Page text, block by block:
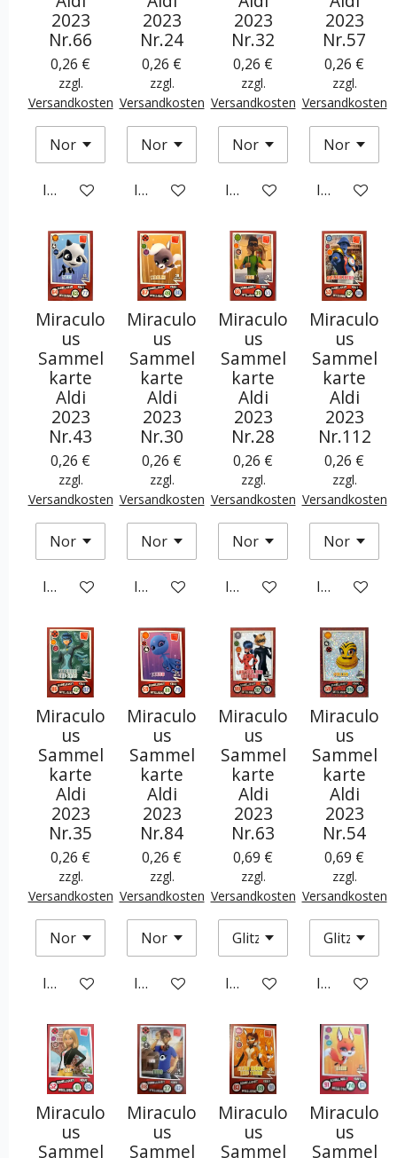
2023
Nr.66
0,26 €
zzgl.
Versandkosten
In den Warenkorb
2023
Nr.24
0,26 €
zzgl.
Versandkosten
In den Warenkorb
2023
Nr.32
0,26 €
zzgl.
Versandkosten
In den Warenkorb
2023
Nr.57
0,26 €
zzgl.
Versandkosten
In den
Miraculo
us
Sammel
karte
Aldi
2023
Nr.43
0,26 €
zzgl.
Versandkosten
In den Warenkorb
Miraculo
us
Sammel
karte
Aldi
2023
Nr.30
0,26 €
zzgl.
Versandkosten
In den Warenkorb
Miraculo
us
Sammel
karte
Aldi
2023
Nr.28
0,26 €
zzgl.
Versandkosten
In den Warenkorb
Miraculo
us
Sammel
karte
Aldi
2023
Nr.112
0,26 €
zzgl.
Versandkosten
In den
Miraculo
us
Sammel
karte
Aldi
2023
Nr.35
0,26 €
zzgl.
Versandkosten
In den Warenkorb
Miraculo
us
Sammel
karte
Aldi
2023
Nr.84
0,26 €
zzgl.
Versandkosten
In den Warenkorb
Miraculo
us
Sammel
karte
Aldi
2023
Nr.63
0,69 €
zzgl.
Versandkosten
In den Warenkorb
Miraculo
us
Sammel
karte
Aldi
2023
Nr.54
0,69 €
zzgl.
Versandkosten
In den
Miraculo
us
Sammel
Miraculo
us
Sammel
Miraculo
us
Sammel
Miraculo
us
Sammel